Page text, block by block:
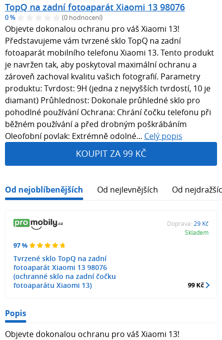
TopQ na zadní fotoaparát Xiaomi 13 98076
0 % (0 hodnocení)
Objevte dokonalou ochranu pro váš Xiaomi 13!
Představujeme vám tvrzené sklo TopQ na zadní
fotoaparát mobilního telefonu Xiaomi 13. Tento produkt
je navržen tak, aby poskytoval maximální ochranu a
zároveň zachoval kvalitu vašich fotografií. Parametry
produktu: Tvrdost: 9H (jedna z nejvyšších tvrdostí, 10 je
diamant) Průhlednost: Dokonale průhledné sklo pro
pohodlné používání Ochrana: Chrání čočku telefonu při
běžném používání a před drobným poškrábáním
Oleofobní povlak: Extrémně odolné... Celý popis
KOUPIT ZA 99 KČ
Od nejoblíbenějších Od nejlevnějších Od
97 %
Tvrzené sklo TopQ na zadní
fotoaparát Xiaomi 13 98076
(ochranné sklo na zadní čočku
fotoaparátu Xiaomi 13)
Doprava: 29 Kč
Skladem
99 Kč
Popis
Objevte dokonalou ochranu pro váš Xiaomi 13!